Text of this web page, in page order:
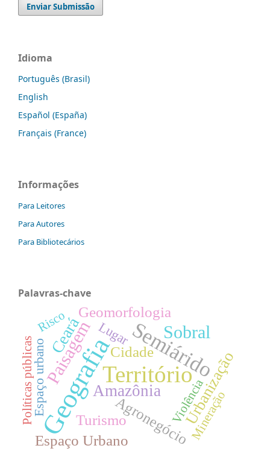
Enviar Submissão
Idioma
Português (Brasil)
English
Español (España)
Français (France)
Informações
Para Leitores
Para Autores
Para Bibliotecários
Palavras-chave
GeografiaTerritório
Semiárido
Paisagem Sobral
Ceará
Amazônia Urbanização
Agronegócio
Espaço Urbano
Cidade
Turismo
Geomorfologia
Lugar
Espaço urbano Violência
Risco
Mineração
Políticas públicas